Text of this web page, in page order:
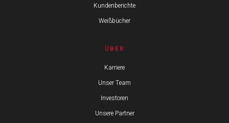
Kundenberichte
Weißbücher
ÜBER
Karriere
Unser Team
Investoren
Unsere Partner